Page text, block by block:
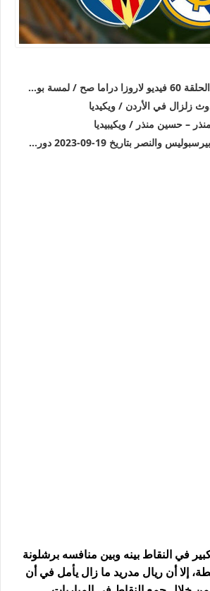
/ لمسة بوست
زلزال في الأردن / ويكيديا
– حسين منذر / ويكيبيديا
بتاريخ 19-09-2023 دوري أبطال آسيا
في النقاط بينه وبين منافسه برشلونة
يصل إلى 12 نقطة، إلا أن ريال مدريد ما زال يأمل في أن